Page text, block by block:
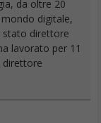
da oltre 20
digitale,
stato direttore
lavorato per 11
direttore